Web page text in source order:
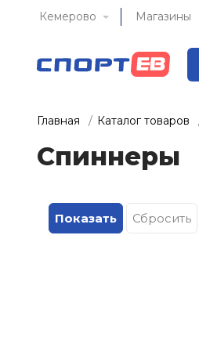
Кемерово Магазины
Главная Каталог товаров
Спиннеры